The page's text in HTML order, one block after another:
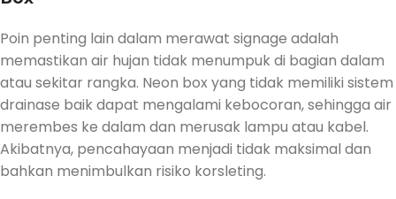
Poin penting lain dalam merawat signage adalah
memastikan air hujan tidak menumpuk di bagian dalam
atau sekitar rangka. Neon box yang tidak memiliki sistem
drainase baik dapat mengalami kebocoran, sehingga air
merembes ke dalam dan merusak lampu atau kabel.
Akibatnya, pencahayaan menjadi tidak maksimal dan
bahkan menimbulkan risiko korsleting.